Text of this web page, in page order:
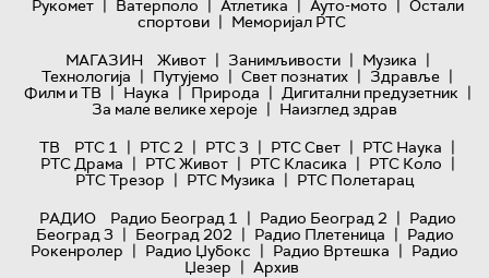
Рукомет | Ватерполо | Атлетика | Ауто-мото | Остали
спортови | Меморијал РТС
МАГАЗИН
Живот | Занимљивости | Музика |
Технологијa | Путујемо | Свет познатих | Здравље |
Филм и ТВ | Наука | Природа | Дигитални предузетник |
За мале велике хероје | Наизглед здрав
ТВ
РТС 1 | РТС 2 | РТС 3 | РТС Свет | РТС Наука |
РТС Драма | РТС Живот | РТС Класика | РТС Коло |
РТС Трезор | РТС Музика | РТС Полетарац
РАДИО
Радио Београд 1 | Радио Београд 2 | Радио
Београд 3 | Београд 202 | Радио Плетеница | Радио
Рокенролер | Радио Џубокс | Радио Вртешка | Радио
Џезер | Архив